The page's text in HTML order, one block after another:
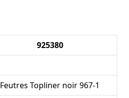
925380
Feutres Topliner noir 967-1